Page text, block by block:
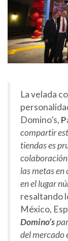
La velada
Domino’s,
compartir
tiendas es
las metas en
en el lugar
resaltando
México,
Domino’s
del mercado